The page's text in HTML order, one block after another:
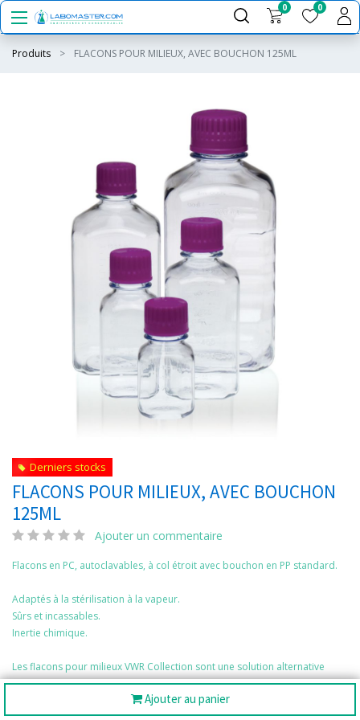
0 0
Produits FLACONS POUR MILIEUX, AVEC BOUCHON 125ML
Ajouter au panier
Derniers stocks
FLACONS POUR MILIEUX, AVEC BOUCHON
125ML
Ajouter un commentaire
Flacons en PC, autoclavables, à col étroit avec bouchon en PP standard.
Adaptés à la stérilisation à la vapeur.
Sûrs et incassables.
Inertie chimique.
Les flacons pour milieux VWR Collection sont une solution alternative
idéale à tous les flacons en verre borosilicaté. Ils sont spécialement
conçus pour toutes les applications de laboratoire nécessitant une
stérilisation finale (autoclavage), ainsi que pour le stockage, le transport